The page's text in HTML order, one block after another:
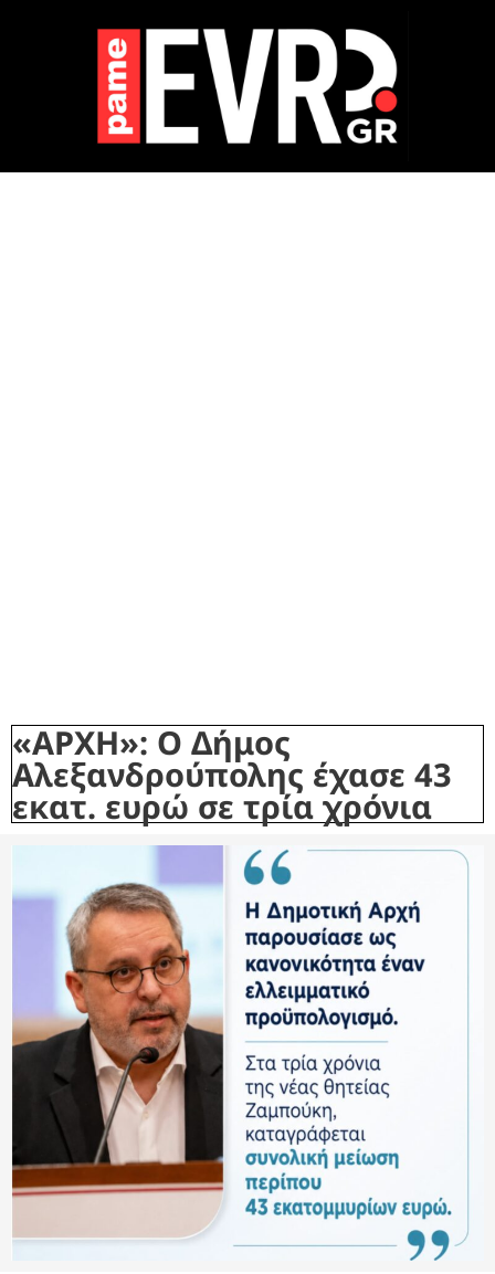
«ΑΡΧΗ»: Ο Δήμος
Αλεξανδρούπολης έχασε 43
εκατ. ευρώ σε τρία χρόνια